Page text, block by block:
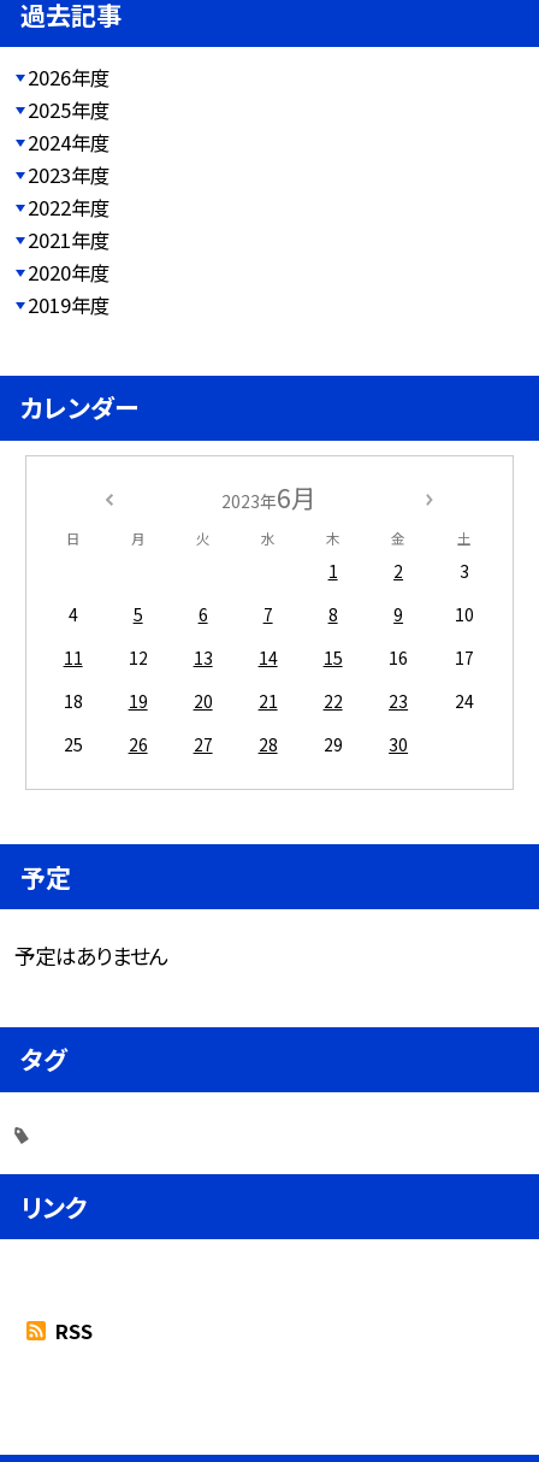
過去記事
2026年度
2025年度
2024年度
2023年度
2022年度
2021年度
2020年度
2019年度
カレンダー
2023年6月
日 月 火 水 木 金 土
1 2
3
4
5 6 7 8 9
10
11
12 13 14 15 16
17
18
19 20 21 22 23
24
25
26 27 28 29 30
予定
予定はありません
タグ
リンク
RSS